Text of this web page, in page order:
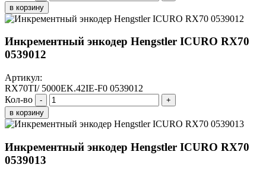
в корзину
Инкрементный энкодер Hengstler ICURO RX70
0539012
Артикул:
RX70TI/ 5000EK.42IE-F0 0539012
Кол-во
-
+
в корзину
Инкрементный энкодер Hengstler ICURO RX70
0539013